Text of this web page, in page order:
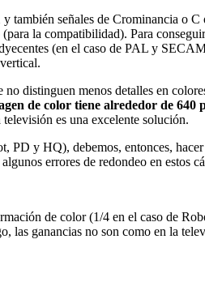
señales de Crominancia o
la compatibilidad). Para
(en el caso de PAL y
distinguen menos detalles en
de color tiene alrededor de 640
es una excelente solución.
y HQ), debemos, entonces,
errores de redondeo en estos
de color (1/4 en el caso de
ganancias no son como en la